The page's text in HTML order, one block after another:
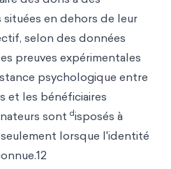
en dehors de leur
selon des données
preuves expérimentales
psychologique entre
et les bénéficiaires
sont disposés à
lorsque l'identité